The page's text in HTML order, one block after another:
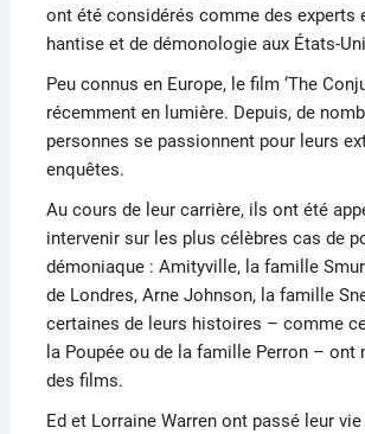
ont été considérés comme des experts
hantise et de démonologie aux États-
Peu connus en Europe, le film ‘The
récemment en lumière. Depuis, de
personnes se passionnent pour leurs
enquêtes.
Au cours de leur carrière, ils ont été
intervenir sur les plus célèbres cas de
démoniaque : Amityville, la famille
de Londres, Arne Johnson, la famille
certaines de leurs histoires – comme
la Poupée ou de la famille Perron – ont
des films.
Ed et Lorraine Warren ont passé leur